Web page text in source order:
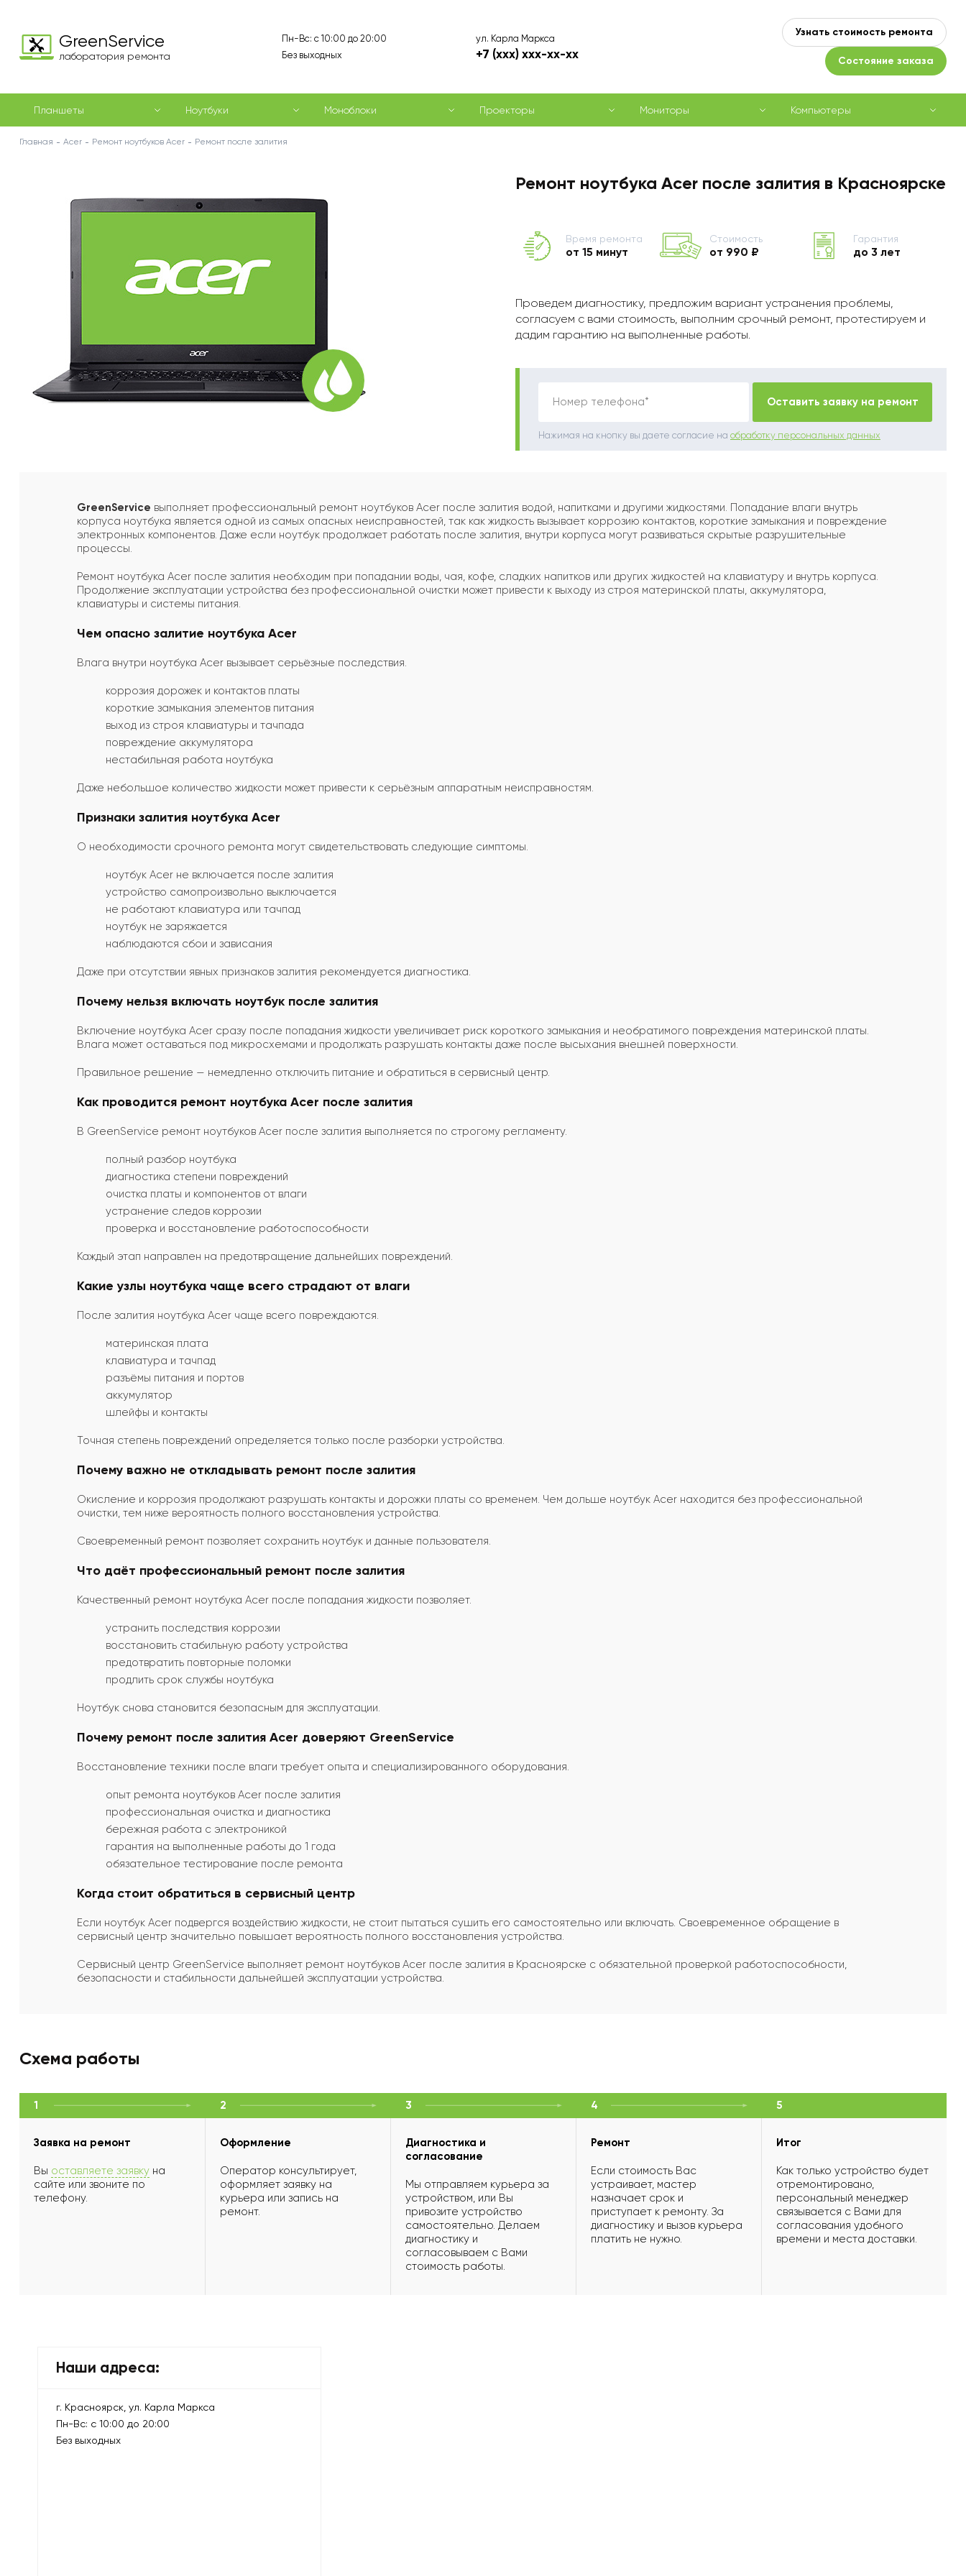
GreenService
лаборатория ремонта
Пн-Вс: с 10:00 до 20:00
Без выходных
ул. Карла Маркса
+7 (xxx) xxx-xx-xx
Узнать стоимость ремонта
Состояние заказа
Планшеты Ноутбуки Моноблоки Проекторы Мониторы Компьютеры
Главная Acer Ремонт ноутбуков Acer Ремонт после залития
Ремонт ноутбука Acer после залития в Красноярске
Время ремонта
от 15 минут
Стоимость
от 990 ₽
Гарантия
до 3 лет
Проведем диагностику, предложим вариант устранения проблемы,
согласуем с вами стоимость, выполним срочный ремонт, протестируем и
дадим гарантию на выполненные работы.
Номер телефона* Оставить заявку на ремонт
Нажимая на кнопку вы даете согласие на обработку персональных данных
GreenService выполняет профессиональный ремонт ноутбуков Acer после залития водой, напитками и другими жидкостями. Попадание влаги внутрь
корпуса ноутбука является одной из самых опасных неисправностей, так как жидкость вызывает коррозию контактов, короткие замыкания и повреждение
электронных компонентов. Даже если ноутбук продолжает работать после залития, внутри корпуса могут развиваться скрытые разрушительные
процессы.
Ремонт ноутбука Acer после залития необходим при попадании воды, чая, кофе, сладких напитков или других жидкостей на клавиатуру и внутрь корпуса.
Продолжение эксплуатации устройства без профессиональной очистки может привести к выходу из строя материнской платы, аккумулятора,
клавиатуры и системы питания.
Чем опасно залитие ноутбука Acer
Влага внутри ноутбука Acer вызывает серьёзные последствия.
коррозия дорожек и контактов платы
короткие замыкания элементов питания
выход из строя клавиатуры и тачпада
повреждение аккумулятора
нестабильная работа ноутбука
Даже небольшое количество жидкости может привести к серьёзным аппаратным неисправностям.
Признаки залития ноутбука Acer
О необходимости срочного ремонта могут свидетельствовать следующие симптомы.
ноутбук Acer не включается после залития
устройство самопроизвольно выключается
не работают клавиатура или тачпад
ноутбук не заряжается
наблюдаются сбои и зависания
Даже при отсутствии явных признаков залития рекомендуется диагностика.
Почему нельзя включать ноутбук после залития
Включение ноутбука Acer сразу после попадания жидкости увеличивает риск короткого замыкания и необратимого повреждения материнской платы.
Влага может оставаться под микросхемами и продолжать разрушать контакты даже после высыхания внешней поверхности.
Правильное решение — немедленно отключить питание и обратиться в сервисный центр.
Как проводится ремонт ноутбука Acer после залития
В GreenService ремонт ноутбуков Acer после залития выполняется по строгому регламенту.
полный разбор ноутбука
диагностика степени повреждений
очистка платы и компонентов от влаги
устранение следов коррозии
проверка и восстановление работоспособности
Каждый этап направлен на предотвращение дальнейших повреждений.
Какие узлы ноутбука чаще всего страдают от влаги
После залития ноутбука Acer чаще всего повреждаются.
материнская плата
клавиатура и тачпад
разъёмы питания и портов
аккумулятор
шлейфы и контакты
Точная степень повреждений определяется только после разборки устройства.
Почему важно не откладывать ремонт после залития
Окисление и коррозия продолжают разрушать контакты и дорожки платы со временем. Чем дольше ноутбук Acer находится без профессиональной
очистки, тем ниже вероятность полного восстановления устройства.
Своевременный ремонт позволяет сохранить ноутбук и данные пользователя.
Что даёт профессиональный ремонт после залития
Качественный ремонт ноутбука Acer после попадания жидкости позволяет.
устранить последствия коррозии
восстановить стабильную работу устройства
предотвратить повторные поломки
продлить срок службы ноутбука
Ноутбук снова становится безопасным для эксплуатации.
Почему ремонт после залития Acer доверяют GreenService
Восстановление техники после влаги требует опыта и специализированного оборудования.
опыт ремонта ноутбуков Acer после залития
профессиональная очистка и диагностика
бережная работа с электроникой
гарантия на выполненные работы до 1 года
обязательное тестирование после ремонта
Когда стоит обратиться в сервисный центр
Если ноутбук Acer подвергся воздействию жидкости, не стоит пытаться сушить его самостоятельно или включать. Своевременное обращение в
сервисный центр значительно повышает вероятность полного восстановления устройства.
Сервисный центр GreenService выполняет ремонт ноутбуков Acer после залития в Красноярске с обязательной проверкой работоспособности,
безопасности и стабильности дальнейшей эксплуатации устройства.
Схема работы
1
Заявка на ремонт
Вы оставляете заявку на
сайте или звоните по
телефону.
2
Оформление
Оператор консультирует,
оформляет заявку на
курьера или запись на
ремонт.
3
Диагностика и
согласование
Мы отправляем курьера за
устройством, или Вы
привозите устройство
самостоятельно. Делаем
диагностику и
согласовываем с Вами
стоимость работы.
4
Ремонт
Если стоимость Вас
устраивает, мастер
назначает срок и
приступает к ремонту. За
диагностику и вызов курьера
платить не нужно.
5
Итог
Как только устройство будет
отремонтировано,
персональный менеджер
связывается с Вами для
согласования удобного
времени и места доставки.
Наши адреса:
г. Красноярск, ул. Карла Маркса
Пн-Вс: с 10:00 до 20:00
Без выходных